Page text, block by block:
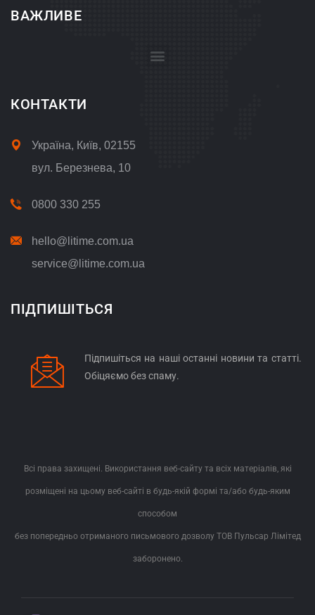
ВАЖЛИВЕ
КОНТАКТИ
Україна, Київ, 02155
вул. Березнева, 10
0800 330 255
hello@litime.com.ua
service@litime.com.ua
ПІДПИШІТЬСЯ
Підпишіться на наші останні новини та статті.
Обіцяємо без спаму.
Всі права захищені. Використання веб-сайту та всіх матеріалів, які
розміщені на цьому веб-сайті в будь-якій формі та/або будь-яким
способом
без попередньо отриманого письмового дозволу ТОВ Пульсар Лімітед
заборонено.